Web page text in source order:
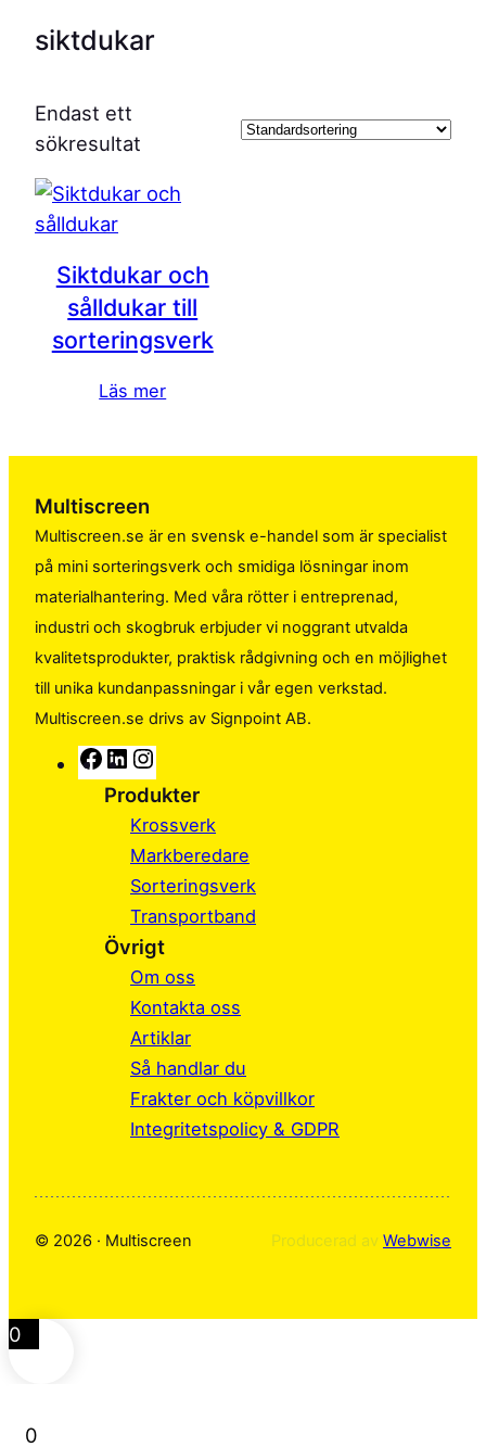
siktdukar
Endast ett
sökresultat
Siktdukar och
sålldukar till
sorteringsverk
Läs mer
Multiscreen
Multiscreen.se är en svensk e-handel som är specialist
på mini sorteringsverk och smidiga lösningar inom
materialhantering. Med våra rötter i entreprenad,
industri och skogbruk erbjuder vi noggrant utvalda
kvalitetsprodukter, praktisk rådgivning och en möjlighet
till unika kundanpassningar i vår egen verkstad.
Multiscreen.se drivs av Signpoint AB.
F
a
o
L
i
n
k
e
d
I
n
n
s
t
a
g
r
a
m
Produkter
Krossverk
Markberedare
Sorteringsverk
Transportband
Övrigt
Om oss
Kontakta oss
Artiklar
Så handlar du
Frakter och köpvillkor
Integritetspolicy & GDPR
© 2026 · Multiscreen Producerad av Webwise
0
0